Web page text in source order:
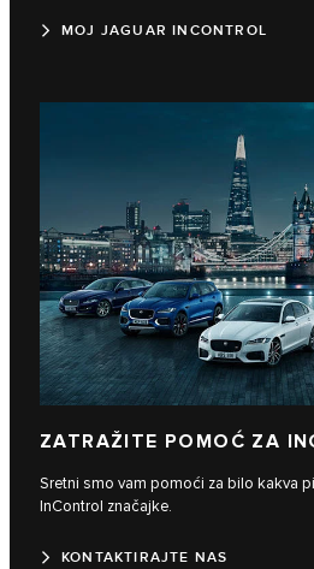
MOJ JAGUAR INCONTROL
ZATRAŽITE POMOĆ ZA
Sretni smo vam pomoći za bilo kakva
InControl značajke.
KONTAKTIRAJTE NAS